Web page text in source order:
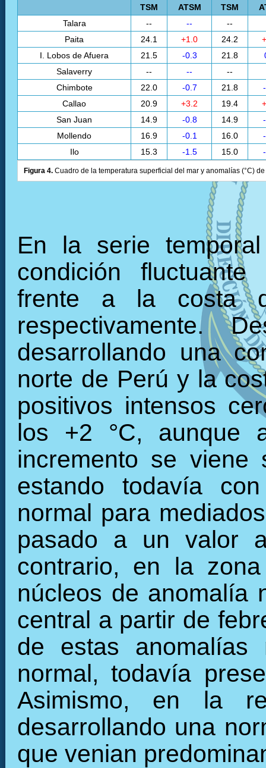
TSM ATSM TSM
Talara
-- --
--
Paita
24.1 +1.0 24.2
I. Lobos de Afuera
21.5 -0.3 21.8
Salaverry
-- --
--
Chimbote
22.0 -0.7 21.8
Callao
20.9 +3.2 19.4
San Juan
14.9 -0.8 14.9
Mollendo
16.9 -0.1 16.0
Ilo
15.3 -1.5 15.0
Figura 4. Cuadro de la temperatura superficial del mar y anomalías (°C)
En la serie
condición
frente a la costa
respectivamente.
desarrollando una
norte de Perú y la
positivos intensos
los +2 °C, aunque
incremento se viene
estando todavía
normal para
pasado a un valor
contrario, en la
núcleos de anomalía
central a partir de
de estas
normal, todavía
Asimismo, en la
desarrollando una
que venian